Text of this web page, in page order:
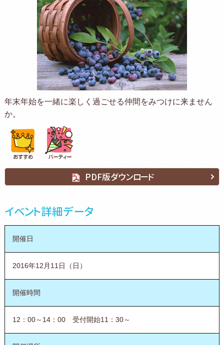
年末年始を一緒に楽しく過ごせる仲間をみつけに来ません
か。
PDF版ダウンロード
イベント詳細データ
開催日
2016年12月11日（日）
開催時間
12：00～14：00 受付開始11：30～